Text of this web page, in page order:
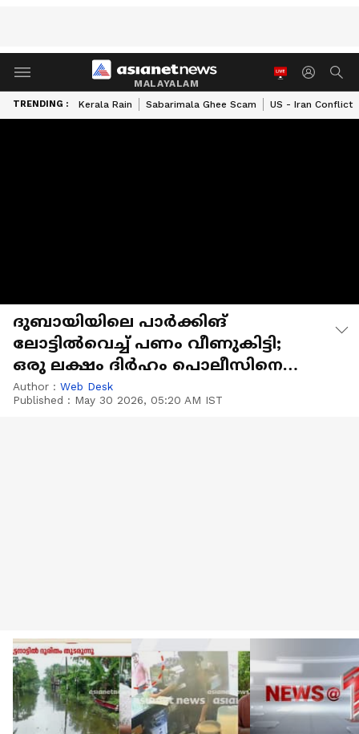
MALAYALAM
TRENDING : Kerala Rain Sabarimala Ghee Scam US - Iran Conflict
ദുബായിയിലെ പാർക്കിങ്
ലോട്ടിൽവെച്ച് പണം വീണുകിട്ടി;
ഒരു ലക്ഷം ദിർഹം പൊലീസിനെ
ഏൽപിച്ച് മലയാളി
Author : Web Desk
Published : May 30 2026, 05:20 AM IST